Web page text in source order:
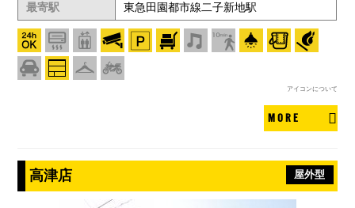
最寄駅
東急田園都市線二子新地駅
アイコンについて
MORE
高津店 屋外型